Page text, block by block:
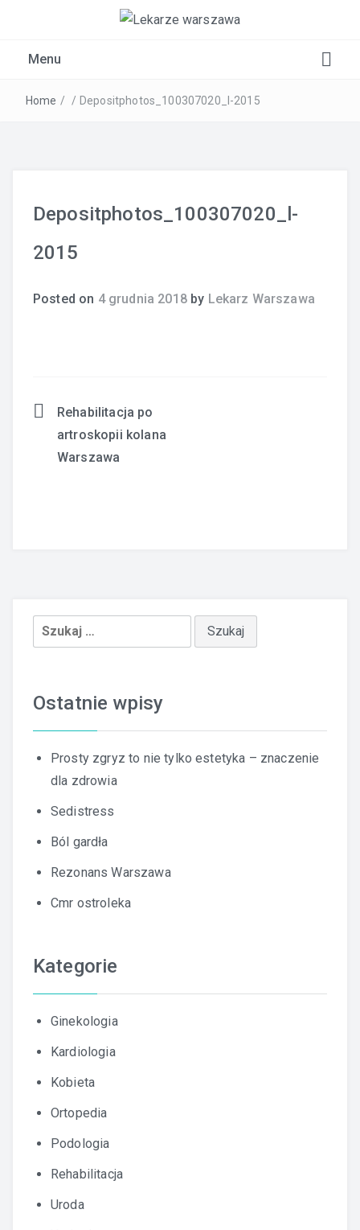
Menu
Home / / Depositphotos_100307020_l-2015
Depositphotos_100307020_l-
2015
Posted on 4 grudnia 2018by Lekarz Warszawa
Nawigacja
wpisu
Rehabilitacja po
artroskopii kolana
Warszawa
Szukaj:
Ostatnie wpisy
Prosty zgryz to nie tylko estetyka – znaczenie
dla zdrowia
Sedistress
Ból gardła
Rezonans Warszawa
Cmr ostroleka
Kategorie
Ginekologia
Kardiologia
Kobieta
Ortopedia
Podologia
Rehabilitacja
Uroda